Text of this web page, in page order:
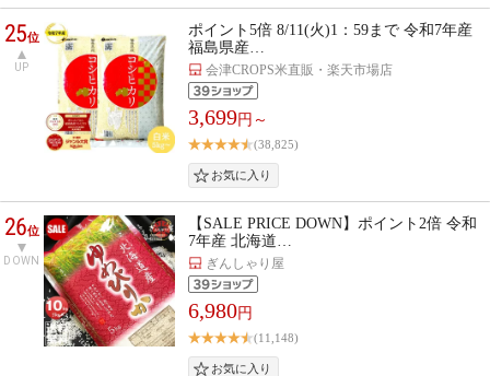
25位
UP
ポイント5倍 8/11(火)1：59まで 令和7年産
福島県産…
会津CROPS米直販・楽天市場店
3,699円～
(38,825)
26位
DOWN
【SALE PRICE DOWN】ポイント2倍 令和
7年産 北海道…
ぎんしゃり屋
6,980円
(11,148)